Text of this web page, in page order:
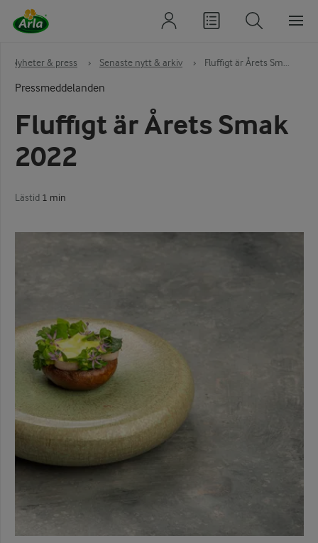
Nyheter & press › Senaste nytt & arkiv › Fluffigt är Årets Sm...
Pressmeddelanden
Fluffigt är Årets Smak
2022
Lästid 1 min